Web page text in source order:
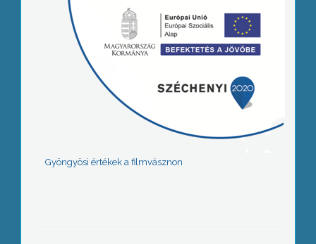
Gyöngyösi értékek a filmvásznon